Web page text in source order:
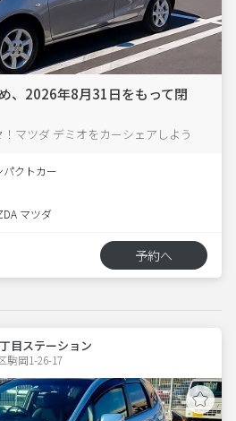
、2026年8月31日をもって閉
マツダ デミオをカーシェアしよう
パクトカー
マツダ
予約へ
目ステーション
駒岡1-26-17